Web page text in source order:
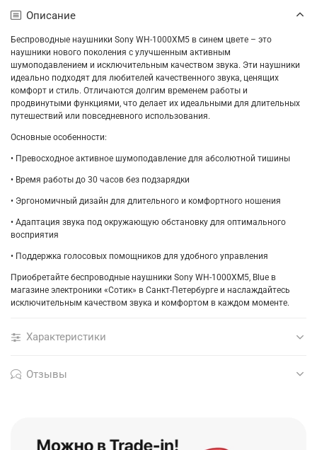
Описание
Беспроводные наушники Sony WH-1000XM5 в синем цвете – это
наушники нового поколения с улучшенным активным
шумоподавлением и исключительным качеством звука. Эти наушники
идеально подходят для любителей качественного звука, ценящих
комфорт и стиль. Отличаются долгим временем работы и
продвинутыми функциями, что делает их идеальными для длительных
путешествий или повседневного использования.
Основные особенности:
• Превосходное активное шумоподавление для абсолютной тишины
• Время работы до 30 часов без подзарядки
• Эргономичный дизайн для длительного и комфортного ношения
• Адаптация звука под окружающую обстановку для оптимального
восприятия
• Поддержка голосовых помощников для удобного управления
Приобретайте беспроводные наушники Sony WH-1000XM5, Blue в
магазине электроники «Сотик» в Санкт-Петербурге и наслаждайтесь
исключительным качеством звука и комфортом в каждом моменте.
Характеристики
Отзывы